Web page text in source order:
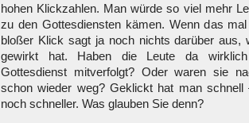
hohen Klickzahlen. Man würde so viel mehr
zu den Gottesdiensten kämen. Wenn das
bloßer Klick sagt ja noch nichts darüber aus,
gewirkt hat. Haben die Leute da
Gottesdienst mitverfolgt? Oder waren sie
schon wieder weg? Geklickt hat man schnell
noch schneller. Was glauben Sie denn?